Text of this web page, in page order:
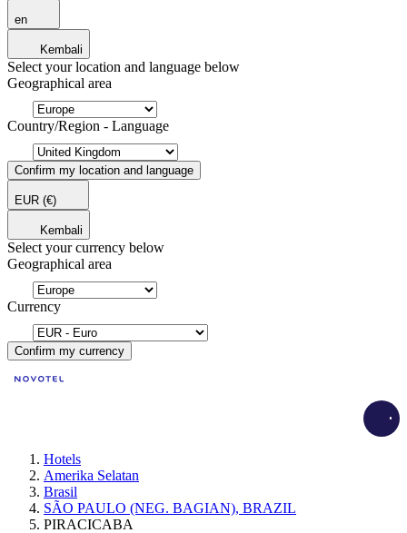
en
Kembali
Select your location and language below
Geographical area
Country/Region - Language
Confirm my location and language
EUR (€)
Kembali
Select your currency below
Geographical area
Currency
Confirm my currency
Hotels
Amerika Selatan
Brasil
SÃO PAULO (NEG. BAGIAN), BRAZIL
PIRACICABA